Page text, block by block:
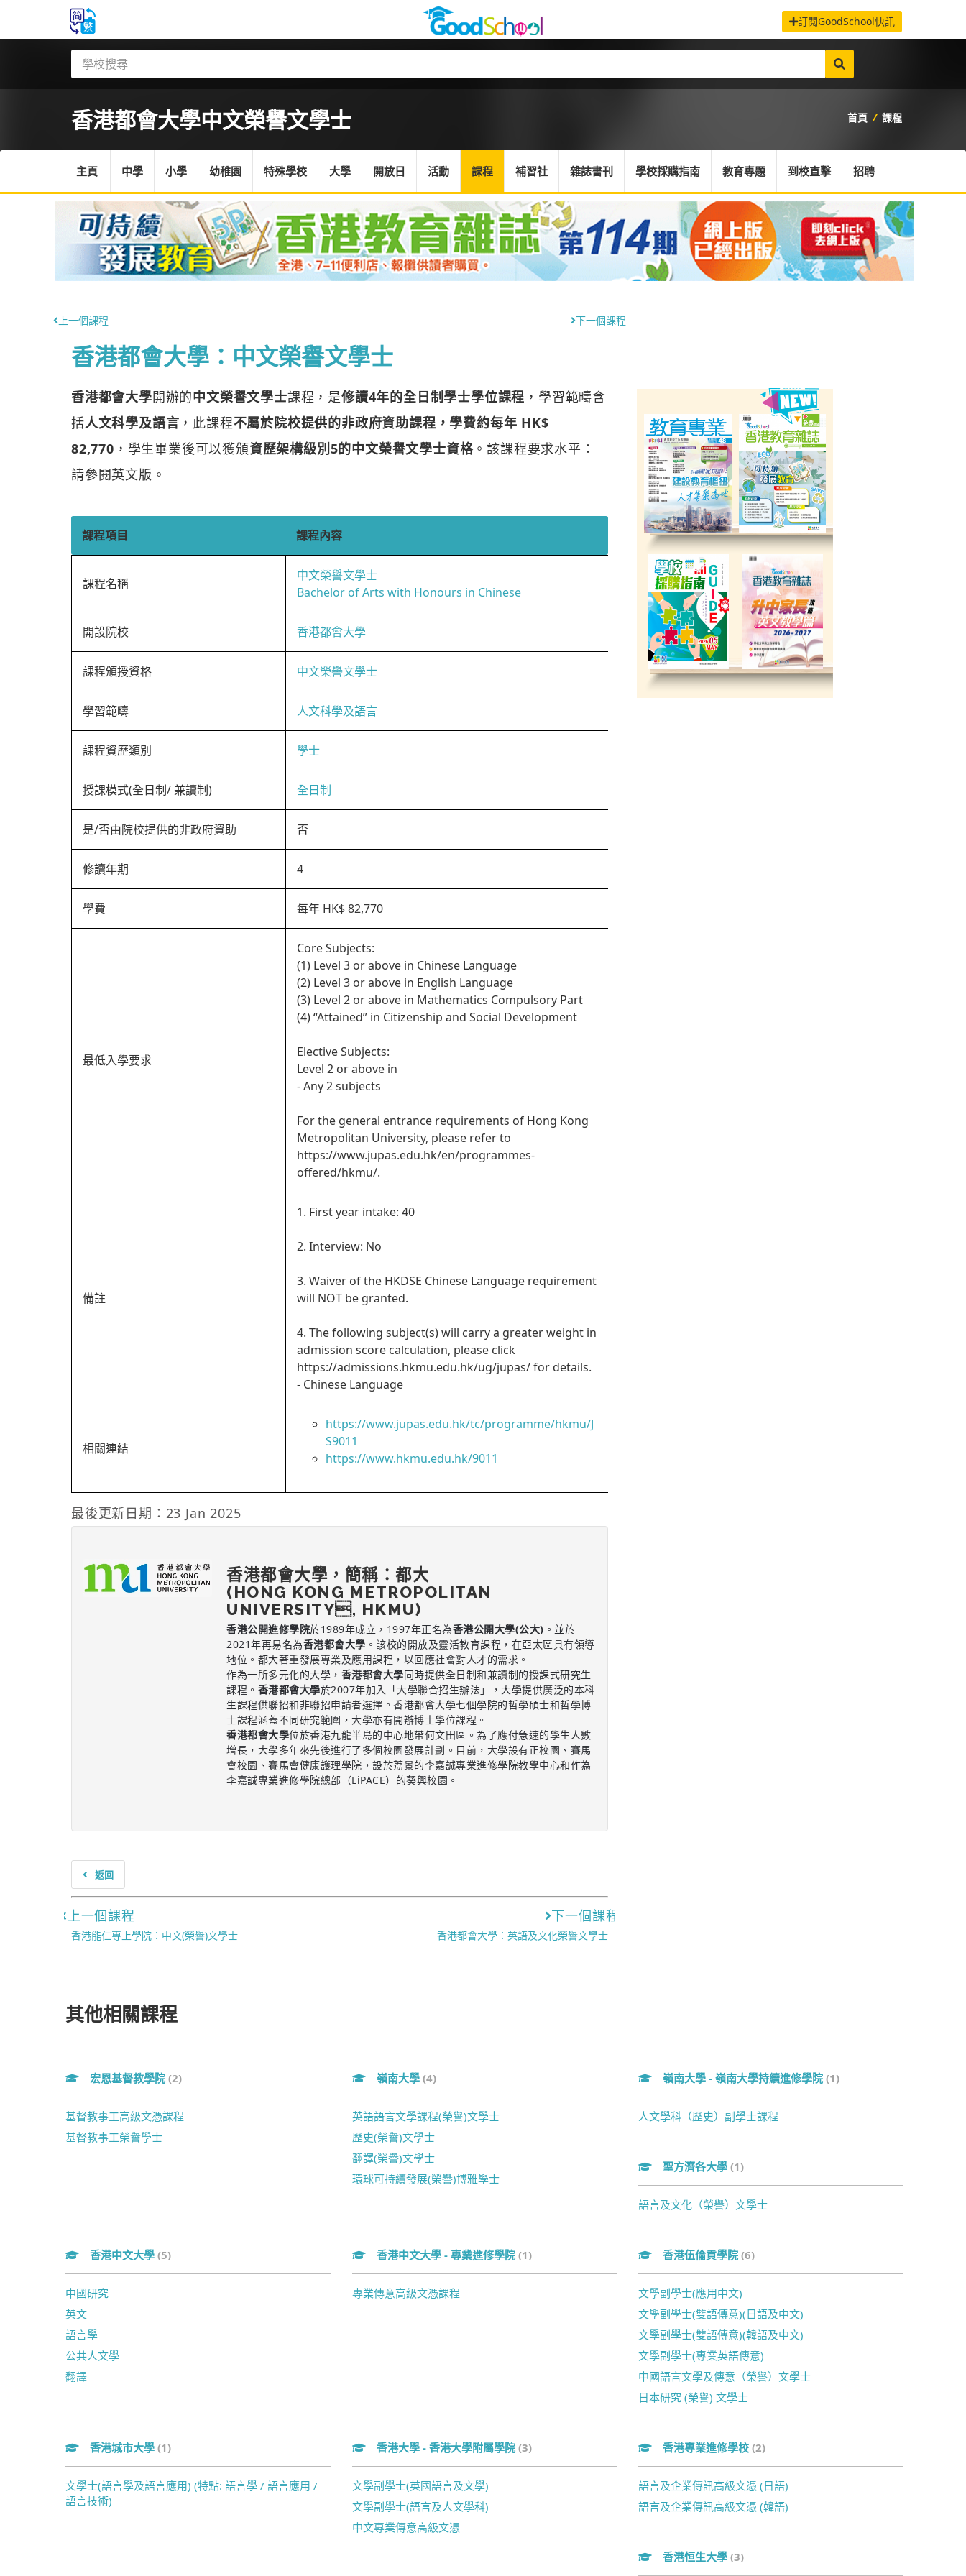
訂閱GoodSchool快訊
香港都會大學中文榮譽文學士 首頁 / 課程
主頁 中學 小學 幼稚園 特殊學校 大學 開放日 活動 課程 補習社 雜誌書刊 學校採購指南 教育專題 到校直擊 招聘
上一個課程 下一個課程
香港都會大學：中文榮譽文學士
香港都會大學開辦的中文榮譽文學士課程，是修讀4年的全日制學士學位課程 ，學習範疇含
括人文科學及語言 ，此課程不屬於院校提供的非政府資助課程，學費約每年 HK$
82,770 ，學生畢業後可以獲頒資歷架構級別5的中文榮譽文學士資格。該課程要求水平：
請參閱英文版。
課程項目 課程內容
課程名稱
中文榮譽文學士
Bachelor of Arts with Honours in Chinese
開設院校 香港都會大學
課程頒授資格 中文榮譽文學士
學習範疇 人文科學及語言
課程資歷類別 學士
授課模式(全日制/ 兼讀制) 全日制
是/否由院校提供的非政府資助 否
修讀年期 4
學費 每年 HK$ 82,770
最低入學要求
Core Subjects:
(1) Level 3 or above in Chinese Language
(2) Level 3 or above in English Language
(3) Level 2 or above in Mathematics Compulsory Part
(4) “Attained” in Citizenship and Social Development
Elective Subjects:
Level 2 or above in
- Any 2 subjects
For the general entrance requirements of Hong Kong
Metropolitan University, please refer to
https://www.jupas.edu.hk/en/programmes-
offered/hkmu/.
備註
1. First year intake: 40
2. Interview: No
3. Waiver of the HKDSE Chinese Language requirement
will NOT be granted.
4. The following subject(s) will carry a greater weight in
admission score calculation, please click
https://admissions.hkmu.edu.hk/ug/jupas/ for details.
- Chinese Language
相關連結
https://www.jupas.edu.hk/tc/programme/hkmu/J
S9011
https://www.hkmu.edu.hk/9011
最後更新日期：23 Jan 2025
香港都會大學，簡稱：都大
(HONG KONG METROPOLITAN
UNIVERSITY, HKMU)
香港公開進修學院於1989年成立，1997年正名為香港公開大學(公大) 。並於
2021年再易名為香港都會大學 。該校的開放及靈活教育課程，在亞太區具有領導
地位。都大著重發展專業及應用課程，以回應社會對人才的需求。
作為一所多元化的大學， 香港都會大學同時提供全日制和兼讀制的授課式研究生
課程。 香港都會大學於2007年加入「大學聯合招生辦法」，大學提供廣泛的本科
生課程供聯招和非聯招申請者選擇。香港都會大學七個學院的哲學碩士和哲學博
士課程涵蓋不同研究範圍，大學亦有開辦博士學位課程。
香港都會大學位於香港九龍半島的中心地帶何文田區。為了應付急速的學生人數
增長，大學多年來先後進行了多個校園發展計劃。目前，大學設有正校園、賽馬
會校園、賽馬會健康護理學院，設於荔景的李嘉誠專業進修學院教學中心和作為
李嘉誠專業進修學院總部（LiPACE）的葵興校園。
返回
上一個課程
香港能仁專上學院：中文(榮譽)文學士
下一個課程
香港都會大學：英語及文化榮譽文學士
其他相關課程
宏恩基督教學院 (2)
基督教事工高級文憑課程
基督教事工榮譽學士
嶺南大學 (4)
英語語言文學課程(榮譽)文學士
歷史(榮譽)文學士
翻譯(榮譽)文學士
環球可持續發展(榮譽)博雅學士
嶺南大學 - 嶺南大學持續進修學院(1)
人文學科（歷史）副學士課程
聖方濟各大學(1)
語言及文化（榮譽）文學士
香港中文大學 (5)
中國研究
英文
語言學
公共人文學
翻譯
香港中文大學 - 專業進修學院 (1)
專業傳意高級文憑課程
香港伍倫貢學院(6)
文學副學士(應用中文)
文學副學士(雙語傳意)(日語及中文)
文學副學士(雙語傳意)(韓語及中文)
文學副學士(專業英語傳意)
中國語言文學及傳意（榮譽）文學士
日本研究 (榮譽) 文學士
香港城市大學 (1)
文學士(語言學及語言應用) (特點: 語言學 / 語言應用 /
語言技術)
香港大學 - 香港大學附屬學院 (3)
文學副學士(英國語言及文學)
文學副學士(語言及人文學科)
中文專業傳意高級文憑
香港專業進修學校(2)
語言及企業傳訊高級文憑 (日語)
語言及企業傳訊高級文憑 (韓語)
香港恒生大學(3)